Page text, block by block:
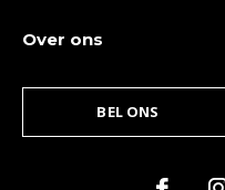
Over ons
BEL ONS